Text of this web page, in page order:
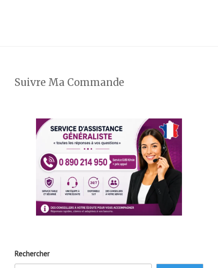
Suivre Ma Commande
Rechercher